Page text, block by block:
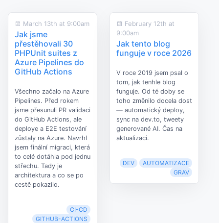
March 13th at 9:00am
Jak jsme
přestěhovali 30
PHPUnit suites z
Azure Pipelines do
GitHub Actions
Všechno začalo na Azure
Pipelines. Před rokem
jsme přesunuli PR validaci
do GitHub Actions, ale
deploye a E2E testování
zůstaly na Azure. Navrhl
jsem finální migraci, která
to celé dotáhla pod jednu
střechu. Tady je
architektura a co se po
cestě pokazilo.
CI-CD
GITHUB-ACTIONS
February 12th at
9:00am
Jak tento blog
funguje v roce 2026
V roce 2019 jsem psal o
tom, jak tenhle blog
funguje. Od té doby se
toho změnilo docela dost
— automatický deploy,
sync na dev.to, tweety
generované AI. Čas na
aktualizaci.
DEV
AUTOMATIZACE
GRAV